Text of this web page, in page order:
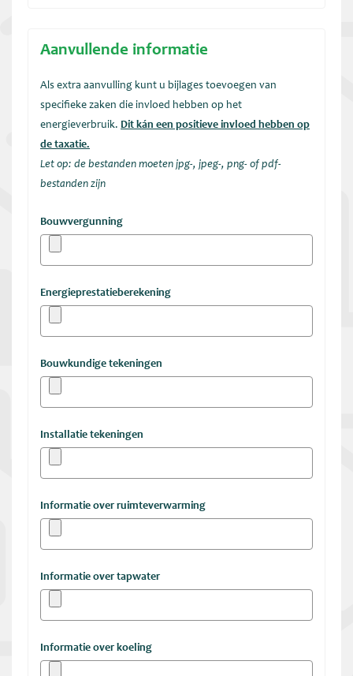
Aanvullende informatie
Als extra aanvulling kunt u bijlages toevoegen van
specifieke zaken die invloed hebben op het
energieverbruik. Dit kán een positieve invloed hebben op
de taxatie.
Let op: de bestanden moeten jpg-, jpeg-, png- of pdf-
bestanden zijn
Bouwvergunning
Energieprestatieberekening
Bouwkundige tekeningen
Installatie tekeningen
Informatie over ruimteverwarming
Informatie over tapwater
Informatie over koeling